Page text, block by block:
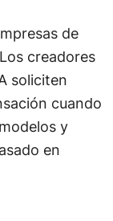
de
creadores
soliciten
cuando
y
en